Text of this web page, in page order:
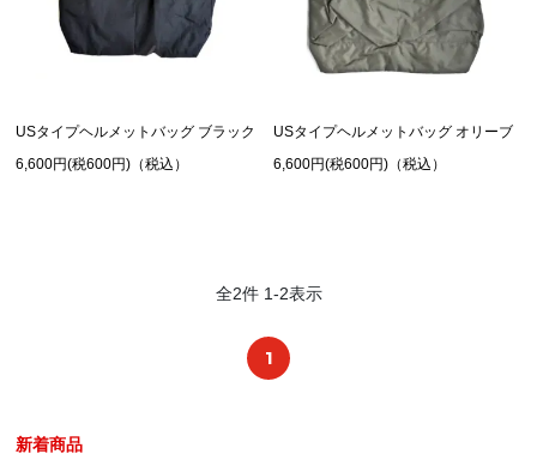
USタイプヘルメットバッグ ブラック
6,600円(税600円)（税込）
USタイプヘルメットバッグ オリーブ
6,600円(税600円)（税込）
全2件 1-2表示
1
新着商品